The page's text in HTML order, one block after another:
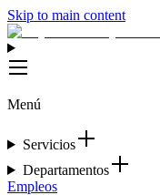
Skip to main content
Menú
Servicios
Departamentos
Empleos